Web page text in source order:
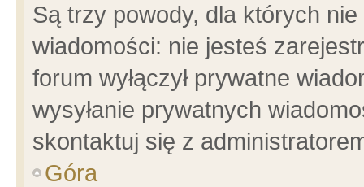
Są trzy powody, dla których
wiadomości: nie jesteś
forum wyłączył prywatne
wysyłanie prywatnych
skontaktuj się z
Góra